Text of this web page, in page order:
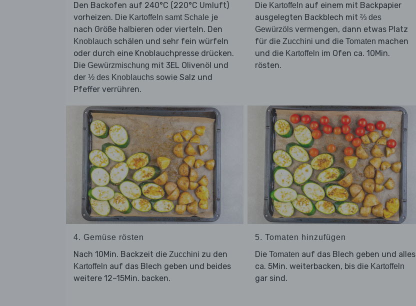
Den Backofen auf 240°C (220°C Umluft)
vorheizen. Die Kartoffeln samt Schale je
nach Größe halbieren oder vierteln. Den
Knoblauch schälen und sehr fein würfeln
oder durch eine Knoblauchpresse drücken.
Die Gewürzmischung mit 3EL Olivenöl und
der ½ des Knoblauchs sowie Salz und
Pfeffer verrühren.
Die Kartoffeln auf einem mit Backpapier
ausgelegten Backblech mit ⅔ des
Gewürzölsvermengen, dann etwas Platz
für die Zucchini und die Tomaten machen
und die Kartoffeln im Ofen ca. 10Min.
rösten.
4. Gemüse rösten
Nach 10Min. Backzeit die Zucchini zu den
Kartoffeln auf das Blech geben und beides
weitere 12–15Min. backen.
5. Tomaten hinzufügen
Die Tomaten auf das Blech geben und alles
ca. 5Min. weiterbacken, bis die Kartoffeln
gar sind.